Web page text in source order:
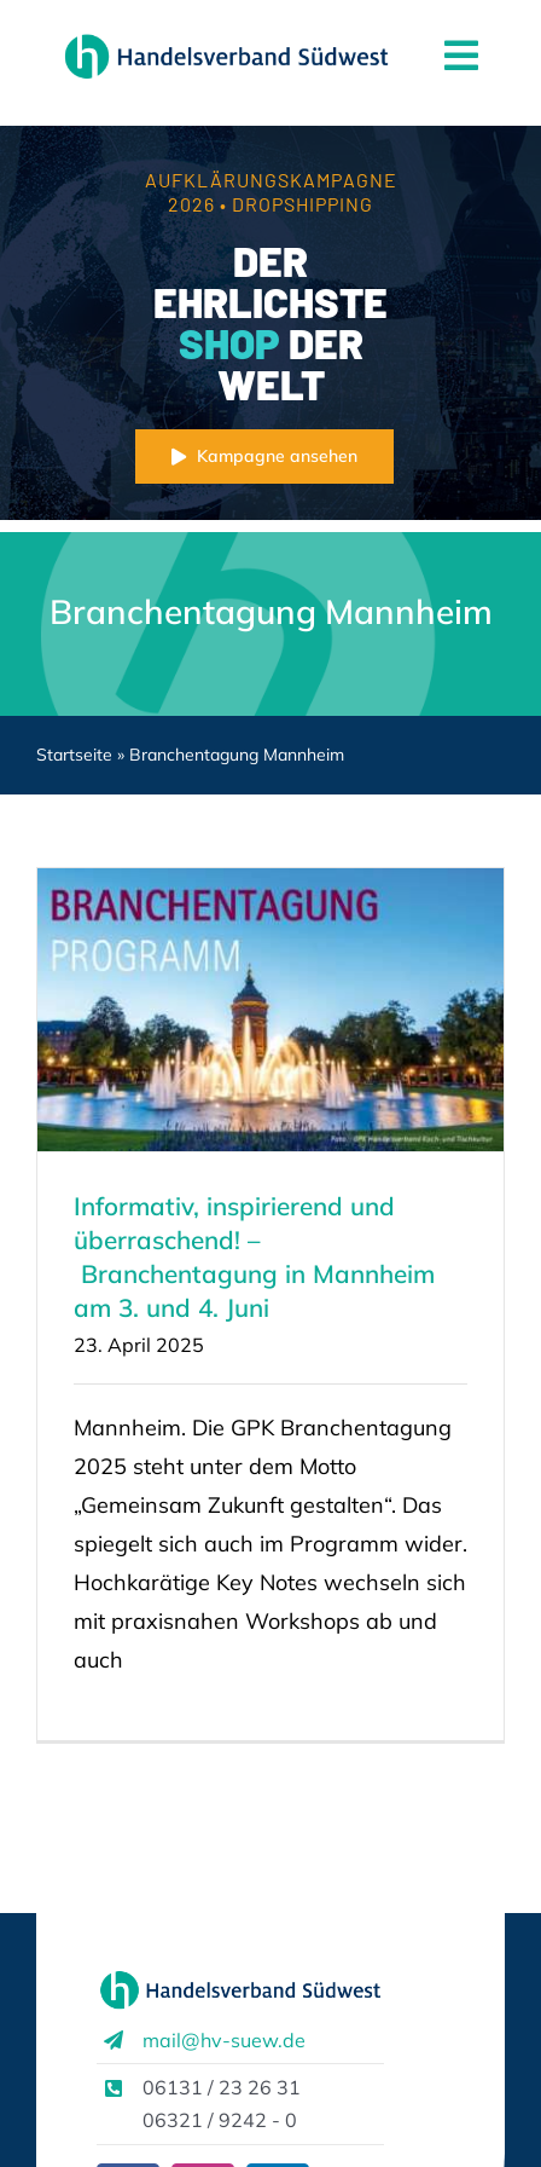
Themen
Mitgliedschaft
Partner
News
Handelsjournal
Kontakt
AUFKLÄRUNGSKAMPAGNE
2026 • DROPSHIPPING
DER
EHRLICHSTE
SHOP DER
WELT
Kampagne ansehen
Branchentagung Mannheim
Startseite » Branchentagung Mannheim
Informativ, inspirierend und
überraschend! –
Branchentagung in Mannheim
am 3. und 4. Juni
23. April 2025
Mannheim. Die GPK Branchentagung
2025 steht unter dem Motto
„Gemeinsam Zukunft gestalten“. Das
spiegelt sich auch im Programm wider.
Hochkarätige Key Notes wechseln sich
mit praxisnahen Workshops ab und
auch
mail@hv-suew.de
06131 / 23 26 31
06321 / 9242 - 0